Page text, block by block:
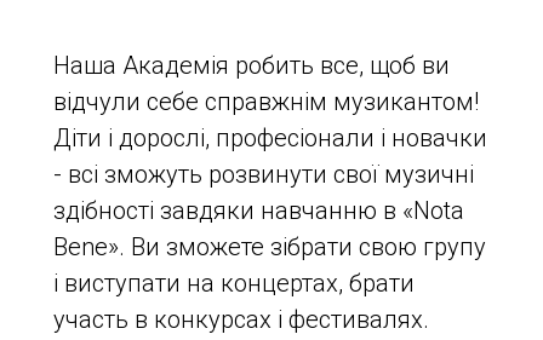
Наша Академія робить все, щоб ви
відчули себе справжнім музикантом!
Діти і дорослі, професіонали і новачки
- всі зможуть розвинути свої музичні
здібності завдяки навчанню в «Nota
Bene». Ви зможете зібрати свою групу
і виступати на концертах, брати
участь в конкурсах і фестивалях.